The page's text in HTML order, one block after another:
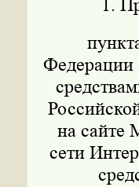
1.
Федерации
на сайте
сети